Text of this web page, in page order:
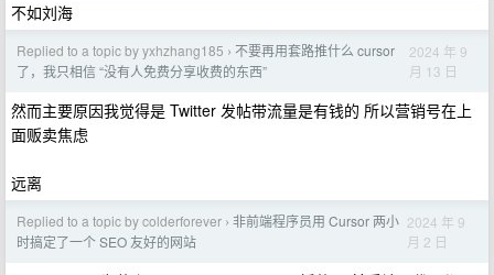
不如刘海
Replied to a topic by yxhzhang185 › 不要再用套路推什么 cursor
了，我只相信 “没有人免费分享收费的东西”
2024 年 9
月 13 日
然而主要原因我觉得是 Twitter 发帖带流量是有钱的 所以营销号在上
面贩卖焦虑
远离
Replied to a topic by colderforever › 非前端程序员用 Cursor 两小
时搞定了一个 SEO 友好的网站
2024 年 9
月 2 日